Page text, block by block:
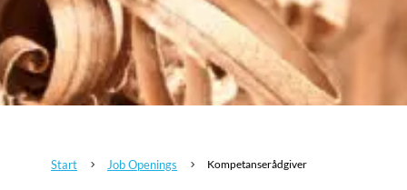
Start 5 Job Openings 5 Kompetanserådgiver